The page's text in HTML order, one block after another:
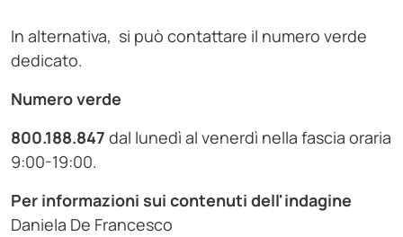
In alternativa, si può contattare il numero verde
dedicato.
Numero verde
800.188.847 dal lunedì al venerdì nella fascia oraria
9:00-19:00.
Per informazioni sui contenuti dell'indagine
Daniela De Francesco